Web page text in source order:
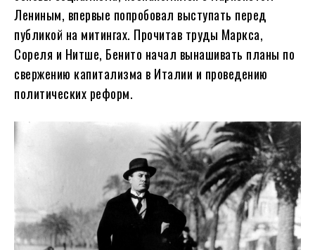
Лениным, впервые попробовал выступать перед
публикой на митингах. Прочитав труды Маркса,
Сореля и Нитше, Бенито начал вынашивать планы по
свержению капитализма в Италии и проведению
политических реформ.